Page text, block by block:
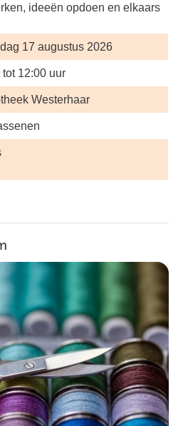
ideeën opdoen en elkaars
17 augustus 2026
tot 12:00 uur
Westerhaar